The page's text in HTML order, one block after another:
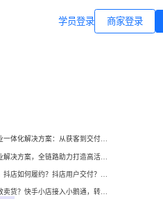
转、一站式解决方案
心理疗愈
连锁心理机构的私域
交付与用户留存、多
公司简介
小鹅通培训行业一体化解决方案：从获客到交付，帮你打通增长全链路！